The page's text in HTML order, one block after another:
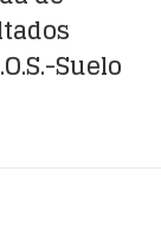
Suelo